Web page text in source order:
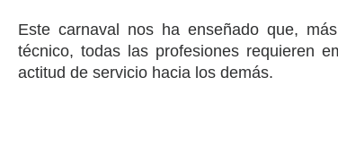
Este carnaval nos ha enseñado que,
técnico, todas las profesiones requieren
actitud de servicio hacia los demás.